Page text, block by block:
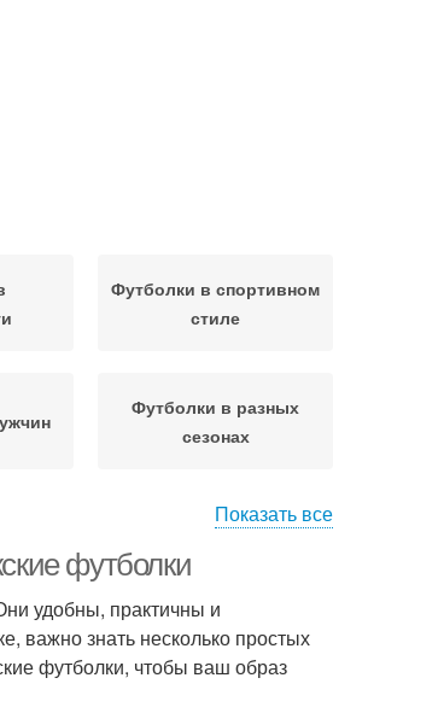
Футболки в спортивном
стиле
Футболки в разных
сезонах
Показать все
футболки
удобны, практичны и
важно знать несколько простых
футболки, чтобы ваш образ